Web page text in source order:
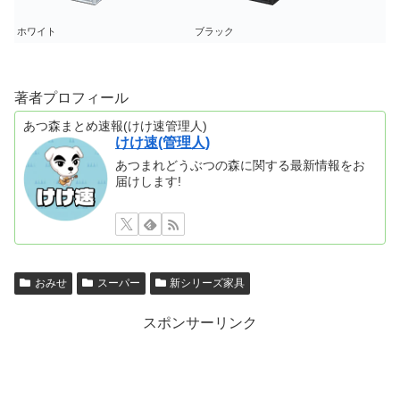
ホワイト ブラック
著者プロフィール
あつ森まとめ速報(けけ速管理人)
けけ速(管理人)
あつまれどうぶつの森に関する最新情報をお
届けします!
おみせ スーパー 新シリーズ家具
スポンサーリンク